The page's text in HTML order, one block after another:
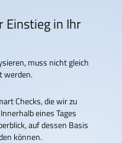
Einstieg in Ihr
muss nicht gleich
werden.
Checks, die wir zu
eines Tages
auf dessen Basis
können.